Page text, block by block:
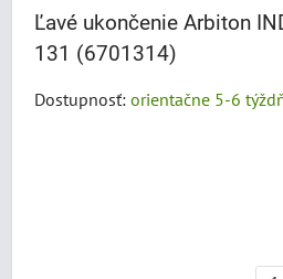
Ľavé ukončenie Arbiton
131 (6701314)
Dostupnosť: orientačne 5-6